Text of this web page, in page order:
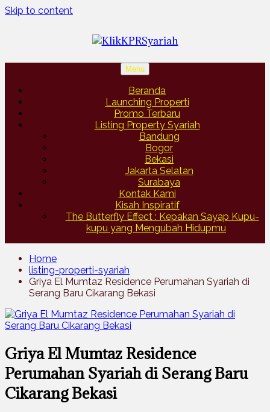
Skip to content
Menu
Beranda
Launching Properti
Promo Terbaru
Listing Property Syariah
Bandung
Bogor
Bekasi
Jakarta Selatan
Surabaya
Kontak Kami
Kisah Inspiratif
The Butterfly Effect : Kepakan Sayap Kupu-
kupu yang Mengubah Hidupmu
Home
listing-properti-syariah
Griya El Mumtaz Residence Perumahan Syariah di
Serang Baru Cikarang Bekasi
Griya El Mumtaz Residence
Perumahan Syariah di Serang Baru
Cikarang Bekasi